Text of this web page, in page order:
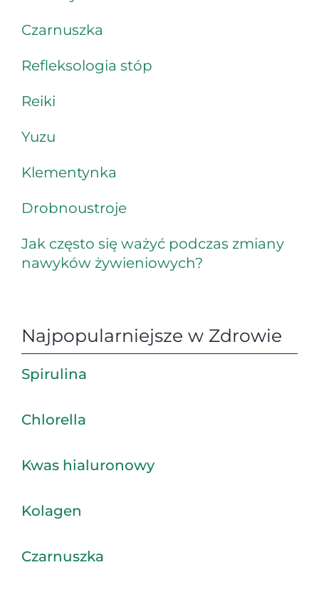
Czarnuszka
Refleksologia stóp
Reiki
Yuzu
Klementynka
Drobnoustroje
Jak często się ważyć podczas zmiany
nawyków żywieniowych?
Najpopularniejsze w Zdrowie
Spirulina
Chlorella
Kwas hialuronowy
Kolagen
Czarnuszka